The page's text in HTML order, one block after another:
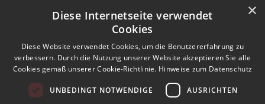
Der Tod ist nicht das Ende, nicht die Vergänglichkeit,
Kontakt zum Autor aufnehmen Missbrauch melden
×
Diese Internetseite verwendet
Cookies
Diese Website verwendet Cookies, um die Benutzererfahrung zu
verbessern. Durch die Nutzung unserer Website akzeptieren Sie alle
Cookies gemäß unserer Cookie-Richtlinie. Hinweise zum Datenschutz
UNBEDINGT NOTWENDIGE AUSRICHTEN